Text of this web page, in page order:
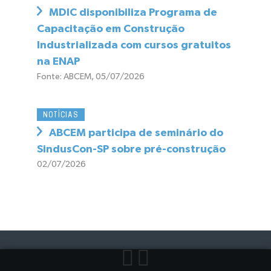
MDIC disponibiliza Programa de
Capacitação em Construção
Industrializada com cursos gratuitos
na ENAP
Fonte: ABCEM, 05/07/2026
NOTÍCIAS
ABCEM participa de seminário do
SindusCon-SP sobre pré-construção
02/07/2026